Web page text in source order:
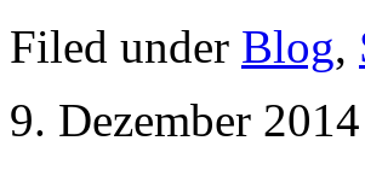
Filed under Blog,
9. Dezember